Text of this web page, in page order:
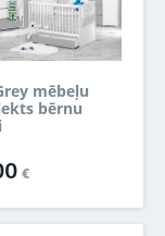
mēbeļu
bērnu
€